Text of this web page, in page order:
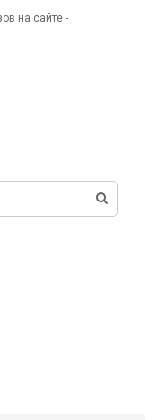
на сайте -